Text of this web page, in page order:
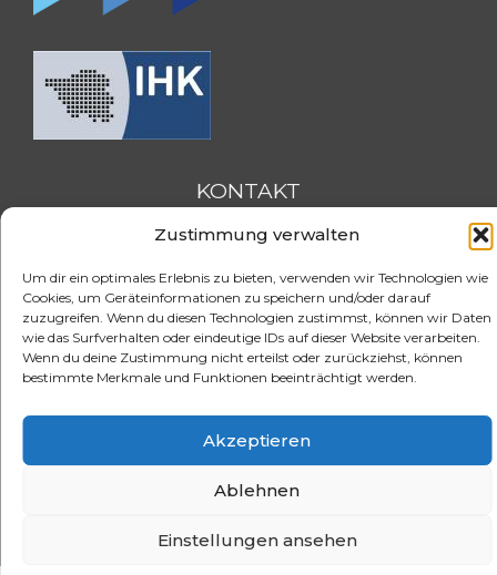
Zustimmung verwalten
Um dir ein optimales Erlebnis zu bieten, verwenden wir Technologien wie
Cookies, um Geräteinformationen zu speichern und/oder darauf
zuzugreifen. Wenn du diesen Technologien zustimmst, können wir Daten
wie das Surfverhalten oder eindeutige IDs auf dieser Website verarbeiten.
Wenn du deine Zustimmung nicht erteilst oder zurückziehst, können
bestimmte Merkmale und Funktionen beeinträchtigt werden.
Akzeptieren
Ablehnen
Einstellungen ansehen
KONTAKT
Feldmannstraße 26
66119 Saarbrücken
Tel. 0681 / 3905263
Fax. 0681 / 3904620
eMail:info@e-fsh.de
Aktuelle BGH Urteile Referenzen Blog Stellenangebote
Impressum Cookie-Richtlinie (EU)